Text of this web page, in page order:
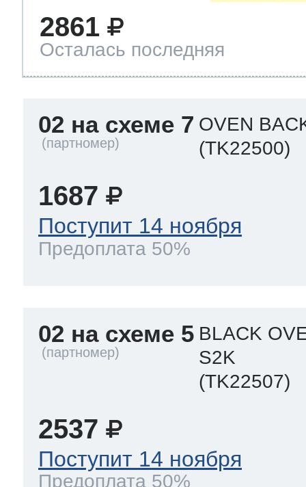
2861
Осталась последняя
02 на схеме 7 OVEN
(TK22500)
1687
Поступит 14 ноября
Предоплата 50%
02 на схеме 5 BLACK
S2K
(TK22507)
2537
Поступит 14 ноября
Предоплата 50%